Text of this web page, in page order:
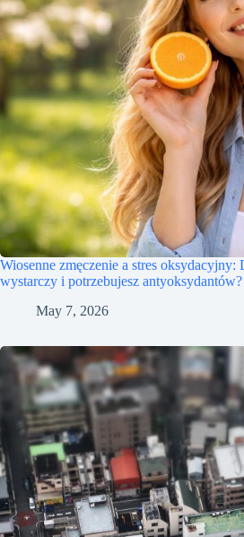
Wiosenne zmęczenie a stres oksydacyjny:
wystarczy i potrzebujesz antyoksydantów?
May 7, 2026